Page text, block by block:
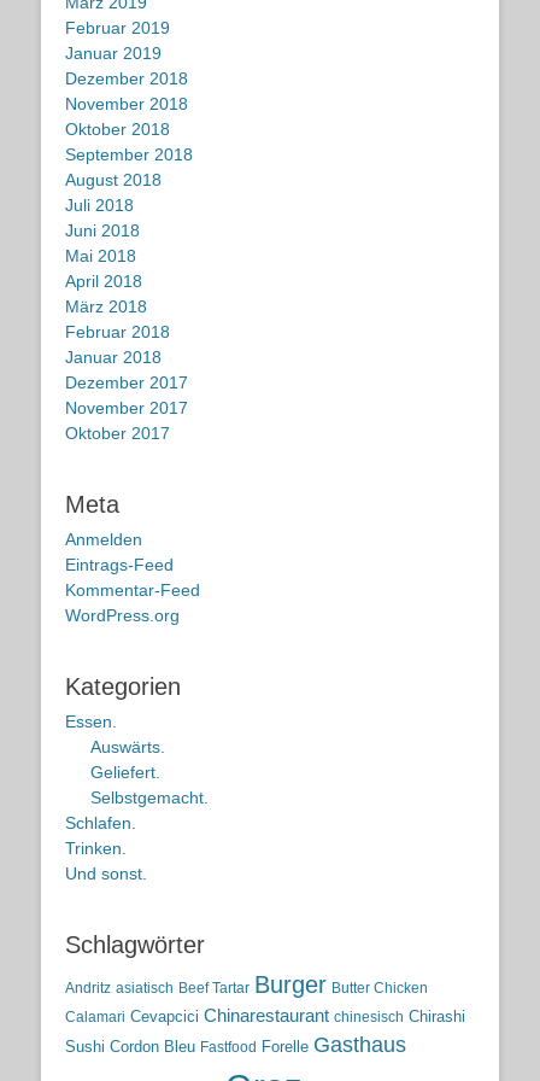
Februar 2019
Januar 2019
Dezember 2018
November 2018
Oktober 2018
September 2018
August 2018
Juli 2018
Juni 2018
Mai 2018
April 2018
März 2018
Februar 2018
Januar 2018
Dezember 2017
November 2017
Oktober 2017
Meta
Anmelden
Eintrags-Feed
Kommentar-Feed
WordPress.org
Kategorien
Essen.
Auswärts.
Geliefert.
Selbstgemacht.
Schlafen.
Trinken.
Und sonst.
Schlagwörter
Andritz asiatisch Beef Tartar Burger Butter Chicken
Calamari Cevapcici Chinarestaurant chinesisch Chirashi
Sushi Cordon Bleu Fastfood Forelle Gasthaus